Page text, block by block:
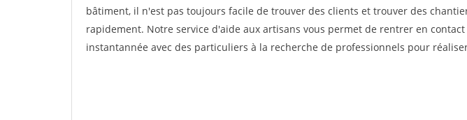
bâtiment, il n'est pas toujours facile de trouver des clients et trouver des
rapidement. Notre service d'aide aux artisans vous permet de rentrer en
instantannée avec des particuliers à la recherche de professionnels pour